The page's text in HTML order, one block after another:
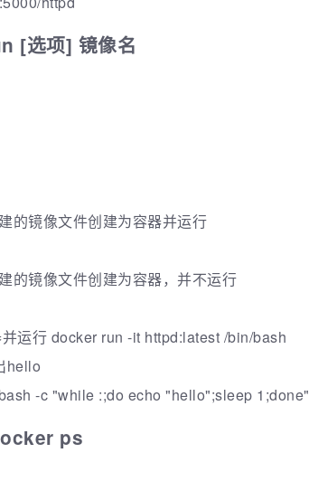
[选项] 镜像名
的镜像文件创建为容器并运行
的镜像文件创建为容器，并不运行
运行 docker run -it httpd:latest /bin/bash
hello
-c "while :;do echo "hello";sleep 1;done"
ps